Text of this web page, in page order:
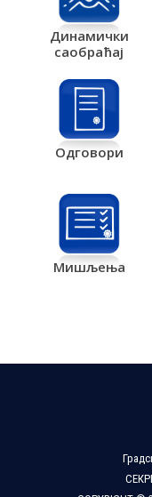
Динамички
саобраћај
Одговори
Мишљења